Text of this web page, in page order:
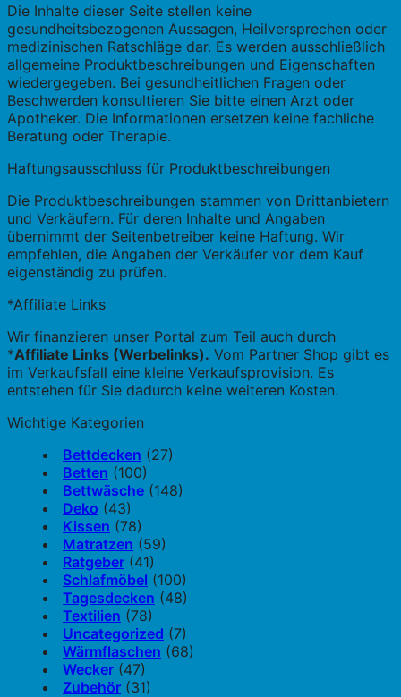
Die Inhalte dieser Seite stellen keine
gesundheitsbezogenen Aussagen, Heilversprechen oder
medizinischen Ratschläge dar. Es werden ausschließlich
allgemeine Produktbeschreibungen und Eigenschaften
wiedergegeben. Bei gesundheitlichen Fragen oder
Beschwerden konsultieren Sie bitte einen Arzt oder
Apotheker. Die Informationen ersetzen keine fachliche
Beratung oder Therapie.
Haftungsausschluss für Produktbeschreibungen
Die Produktbeschreibungen stammen von Drittanbietern
und Verkäufern. Für deren Inhalte und Angaben
übernimmt der Seitenbetreiber keine Haftung. Wir
empfehlen, die Angaben der Verkäufer vor dem Kauf
eigenständig zu prüfen.
*Affiliate Links
Wir finanzieren unser Portal zum Teil auch durch
*Affiliate Links (Werbelinks). Vom Partner Shop gibt es
im Verkaufsfall eine kleine Verkaufsprovision. Es
entstehen für Sie dadurch keine weiteren Kosten.
Wichtige Kategorien
Bettdecken (27)
Betten (100)
Bettwäsche (148)
Deko (43)
Kissen (78)
Matratzen (59)
Ratgeber (41)
Schlafmöbel (100)
Tagesdecken (48)
Textilien (78)
Uncategorized (7)
Wärmflaschen (68)
Wecker (47)
Zubehör (31)